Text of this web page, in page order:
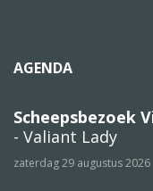
AGENDA
Scheepsbezoek
- Valiant Lady
zaterdag 29 augustus 2026